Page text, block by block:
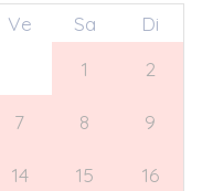
Ve Sa
Di
1 2
7 8 9
14 15 16